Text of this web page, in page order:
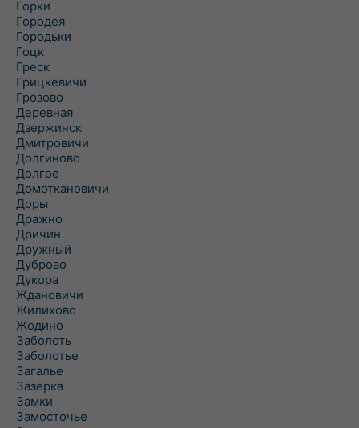
Горки
Городея
Городьки
Гоцк
Греск
Грицкевичи
Грозово
Деревная
Дзержинск
Дмитровичи
Долгиново
Долгое
Домоткановичи
Доры
Дражно
Дричин
Дружный
Дуброво
Дукора
Ждановичи
Жилихово
Жодино
Заболоть
Заболотье
Загалье
Зазерка
Замки
Замосточье